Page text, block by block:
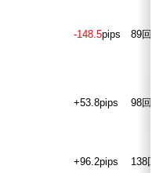
-148.5pips 89回
+53.8pips 98回
+96.2pips 138回